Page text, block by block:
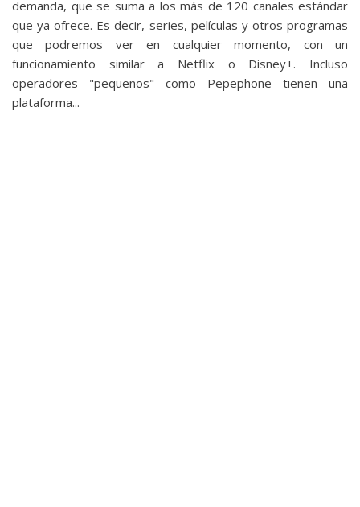
Informático
(CC) 2006-
2026.
Algunos
derechos
reservados.
demanda, que se suma a los más de 120 canales estándar
que ya ofrece. Es decir, series, películas y otros programas
que podremos ver en cualquier momento, con un
funcionamiento similar a Netflix o Disney+. Incluso
operadores "pequeños" como Pepephone tienen una
plataforma...